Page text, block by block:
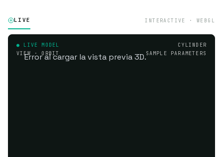
LIVE INTERACTIVE · WEBGL
● LIVE MODEL
VIEW · ORBIT
CYLINDER
SAMPLE PARAMETERS
Error al cargar la vista previa 3D.